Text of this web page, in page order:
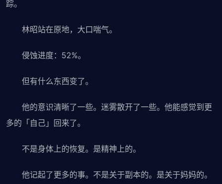
踪。
林昭站在原地，大口喘气。
侵蚀进度：52%。
但有什么东西变了。
他的意识清晰了一些。迷雾散开了一些。他能感觉到更
多的「自己」回来了。
不是身体上的恢复。是精神上的。
他记起了更多的事。不是关于副本的。是关于妈妈的。